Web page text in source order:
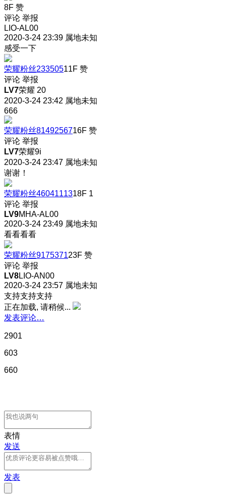
8F 赞
评论 举报
LIO-AL00
2020-3-24 23:39 属地未知
感受一下
荣耀粉丝23350511F 赞
评论 举报
LV7荣耀 20
2020-3-24 23:42 属地未知
666
荣耀粉丝8149256716F 赞
评论 举报
LV7荣耀9i
2020-3-24 23:47 属地未知
谢谢！
荣耀粉丝4604111318F 1
评论 举报
LV9MHA-AL00
2020-3-24 23:49 属地未知
看看看看
荣耀粉丝917537123F 赞
评论 举报
LV8LIO-AN00
2020-3-24 23:57 属地未知
支持支持支持
正在加载, 请稍候...
发表评论…
2901
603
660
表情
发送
发表